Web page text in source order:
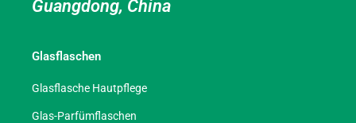
Guangdong, China
Glasflaschen
Glasflasche Hautpflege
Glas-Parfümflaschen